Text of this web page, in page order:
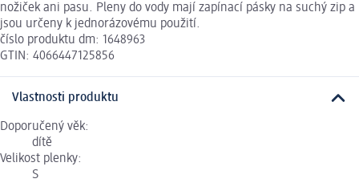
nožiček ani pasu. Pleny do vody mají zapínací pásky na suchý zip a
jsou určeny k jednorázovému použití.
číslo produktu dm: 1648963
GTIN: 4066447125856
Vlastnosti produktu
Doporučený věk:
dítě
Velikost plenky:
S